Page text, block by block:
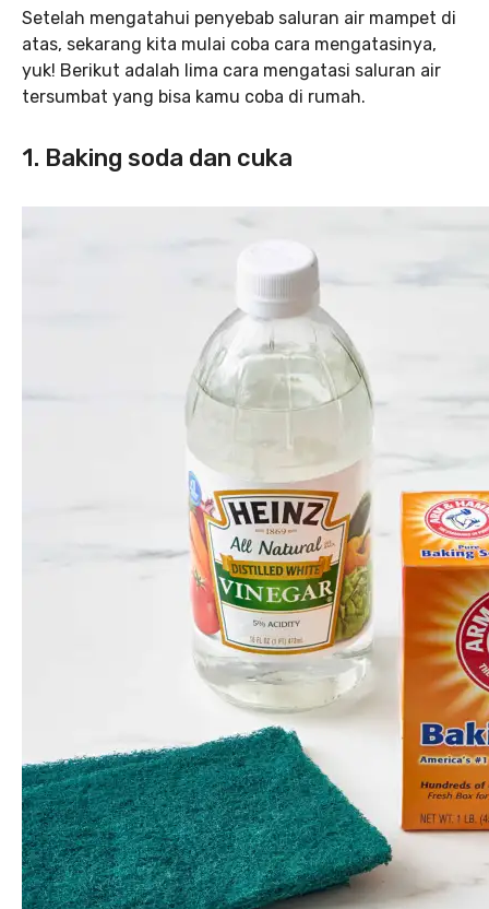
Setelah mengatahui penyebab saluran air mampet di
atas, sekarang kita mulai coba cara mengatasinya,
yuk! Berikut adalah lima cara mengatasi saluran air
tersumbat yang bisa kamu coba di rumah.
1. Baking soda dan cuka